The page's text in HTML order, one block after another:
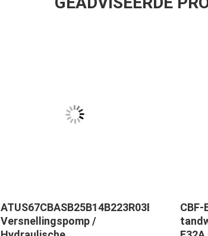
ATUS67CBASB25B14B223R03B100
Versnellingspomp /
CBF-